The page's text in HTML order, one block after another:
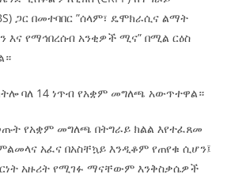
ጋር በመተባበር ”ሰላም፣ ዴሞክራሲና ልማት
እና የማኅበረሰብ አንቂዎች ሚና” በሚል ርዕስ
ባለ 14 ነጥብ የአቋም መግለጫ አውጥተዋል።
የአቋም መግለጫ በትግራይ ክልል እየተፈጸመ
አፈና በአስቸኳይ እንዲቆም የጠየቁ ሲሆን፤
አዙሪት የሚገፉ ማናቸውም እንቅስቃሴዎች